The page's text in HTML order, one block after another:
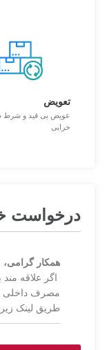
تعویض
عویض بی قید و شرط
خرابی
درخواست
همکار گرامی،
اگر علاقه
مصرف داخلی
طریق لینک زیر